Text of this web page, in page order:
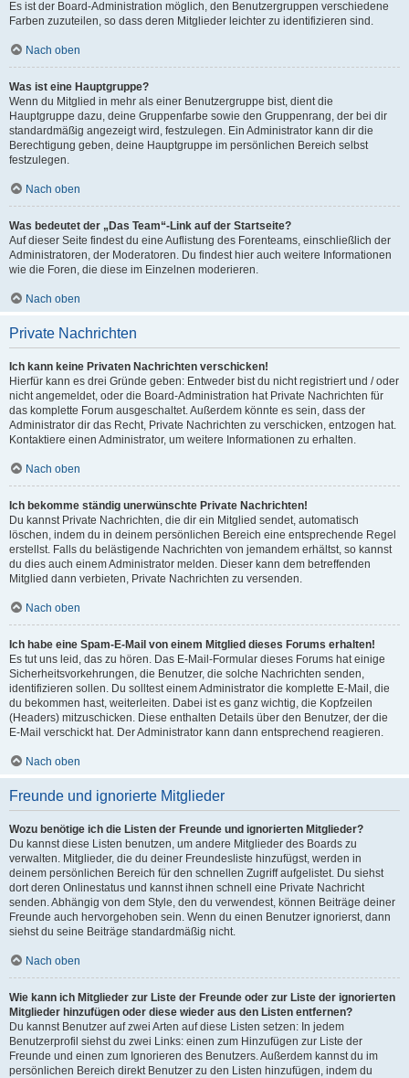
Es ist der Board-Administration möglich, den Benutzergruppen verschiedene
Farben zuzuteilen, so dass deren Mitglieder leichter zu identifizieren sind.
Nach oben
Was ist eine Hauptgruppe?
Wenn du Mitglied in mehr als einer Benutzergruppe bist, dient die
Hauptgruppe dazu, deine Gruppenfarbe sowie den Gruppenrang, der bei dir
standardmäßig angezeigt wird, festzulegen. Ein Administrator kann dir die
Berechtigung geben, deine Hauptgruppe im persönlichen Bereich selbst
festzulegen.
Nach oben
Was bedeutet der „Das Team“-Link auf der Startseite?
Auf dieser Seite findest du eine Auflistung des Forenteams, einschließlich der
Administratoren, der Moderatoren. Du findest hier auch weitere Informationen
wie die Foren, die diese im Einzelnen moderieren.
Nach oben
Private Nachrichten
Ich kann keine Privaten Nachrichten verschicken!
Hierfür kann es drei Gründe geben: Entweder bist du nicht registriert und / oder
nicht angemeldet, oder die Board-Administration hat Private Nachrichten für
das komplette Forum ausgeschaltet. Außerdem könnte es sein, dass der
Administrator dir das Recht, Private Nachrichten zu verschicken, entzogen hat.
Kontaktiere einen Administrator, um weitere Informationen zu erhalten.
Nach oben
Ich bekomme ständig unerwünschte Private Nachrichten!
Du kannst Private Nachrichten, die dir ein Mitglied sendet, automatisch
löschen, indem du in deinem persönlichen Bereich eine entsprechende Regel
erstellst. Falls du belästigende Nachrichten von jemandem erhältst, so kannst
du dies auch einem Administrator melden. Dieser kann dem betreffenden
Mitglied dann verbieten, Private Nachrichten zu versenden.
Nach oben
Ich habe eine Spam-E-Mail von einem Mitglied dieses Forums erhalten!
Es tut uns leid, das zu hören. Das E-Mail-Formular dieses Forums hat einige
Sicherheitsvorkehrungen, die Benutzer, die solche Nachrichten senden,
identifizieren sollen. Du solltest einem Administrator die komplette E-Mail, die
du bekommen hast, weiterleiten. Dabei ist es ganz wichtig, die Kopfzeilen
(Headers) mitzuschicken. Diese enthalten Details über den Benutzer, der die
E-Mail verschickt hat. Der Administrator kann dann entsprechend reagieren.
Nach oben
Freunde und ignorierte Mitglieder
Wozu benötige ich die Listen der Freunde und ignorierten Mitglieder?
Du kannst diese Listen benutzen, um andere Mitglieder des Boards zu
verwalten. Mitglieder, die du deiner Freundesliste hinzufügst, werden in
deinem persönlichen Bereich für den schnellen Zugriff aufgelistet. Du siehst
dort deren Onlinestatus und kannst ihnen schnell eine Private Nachricht
senden. Abhängig von dem Style, den du verwendest, können Beiträge deiner
Freunde auch hervorgehoben sein. Wenn du einen Benutzer ignorierst, dann
siehst du seine Beiträge standardmäßig nicht.
Nach oben
Wie kann ich Mitglieder zur Liste der Freunde oder zur Liste der ignorierten
Mitglieder hinzufügen oder diese wieder aus den Listen entfernen?
Du kannst Benutzer auf zwei Arten auf diese Listen setzen: In jedem
Benutzerprofil siehst du zwei Links: einen zum Hinzufügen zur Liste der
Freunde und einen zum Ignorieren des Benutzers. Außerdem kannst du im
persönlichen Bereich direkt Benutzer zu den Listen hinzufügen, indem du